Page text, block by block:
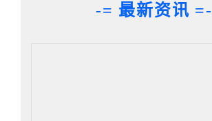
-= 最新资讯 =-